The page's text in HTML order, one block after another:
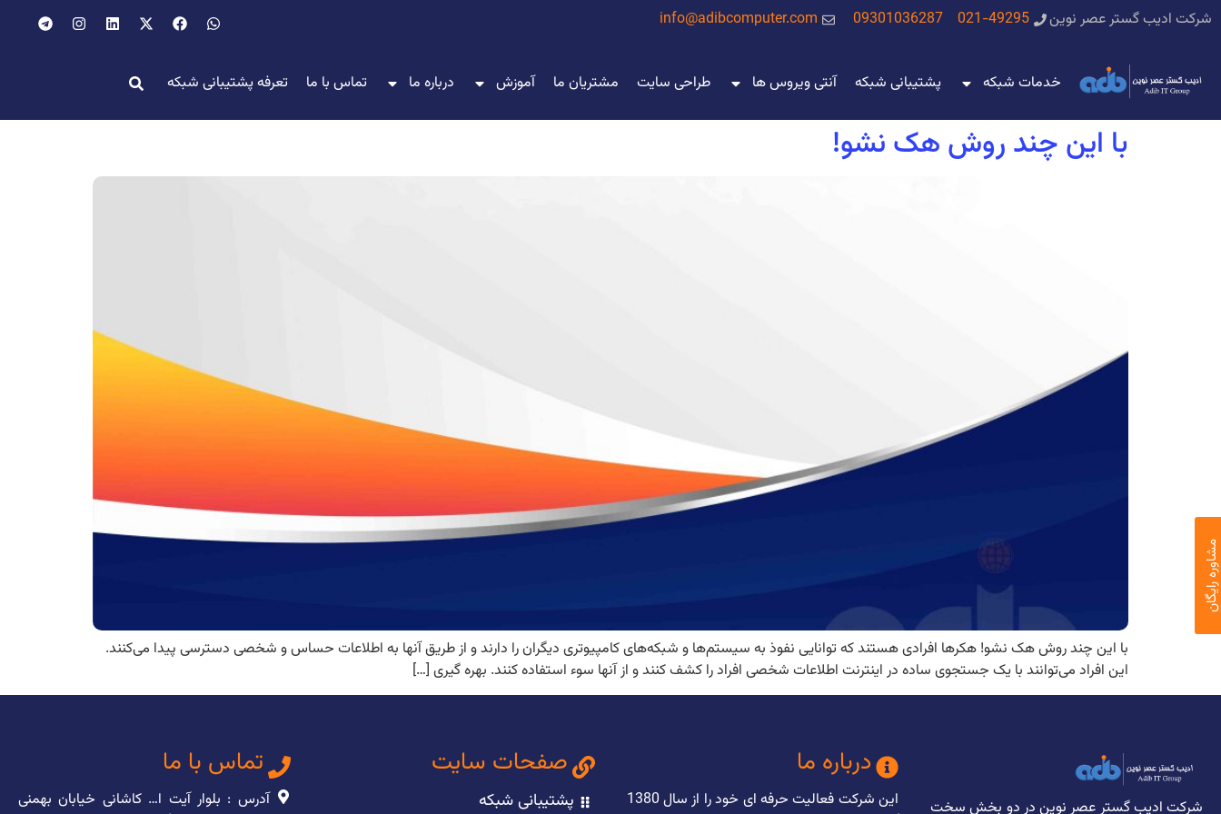
شرکت ادیب گستر عصر نوین 021-49295
09301036287
info@adibcomputer.com
خدمات شبکه پشتیبانی شبکه آنتی ویروس ها طراحی سایت مشتریان ما آموزش درباره ما تماس با ما تعرفه پشتیبانی شبکه
با این چند روش هک نشو!
با این چند روش هک نشو! هکرها افرادی هستند که توانایی نفوذ به سیستم‌ها و شبکه‌های کامپیوتری دیگران را دارند و از طریق آنها به اطلاعات حساس و شخصی دسترسی پیدا می‌کنند.
این افراد می‌توانند با یک جستجوی ساده در اینترنت اطلاعات شخصی افراد را کشف کنند و از آنها سوء استفاده کنند. بهره گیری […]
شرکت ادیب گستر عصر نوین در دو بخش سخت
درباره ما
این شرکت فعالیت حرفه ای خود را از سال 1380
صفحات سایت
پشتیبانی شبکه
تماس با ما
آدرس : بلوار آیت ا… کاشانی خیابان بهمنی